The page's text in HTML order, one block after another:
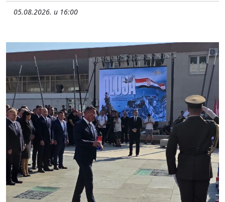
05.08.2026. u 16:00